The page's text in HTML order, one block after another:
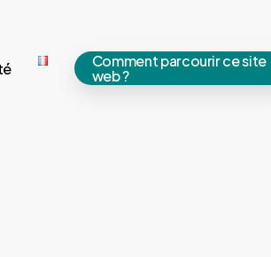
Comment parcourir ce site
web ?